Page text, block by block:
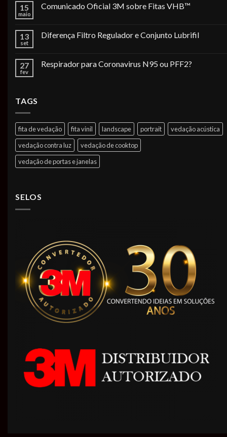
15
maio
Comunicado Oficial 3M sobre Fitas VHB™
13
set
Diferença Filtro Regulador e Conjunto Lubrifil
27
fev
Respirador para Coronavirus N95 ou PFF2?
TAGS
fita de vedação fita vinil landscape portrait
vedação acústica
vedação contra luz
vedação de cooktop
vedação de portas e janelas
SELOS